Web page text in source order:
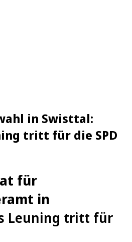
in Swisttal:
tritt für die SPD
für
in
Leuning tritt für